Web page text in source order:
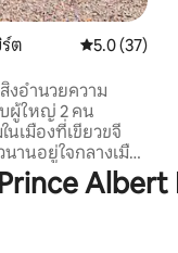
ต คะแนนเฉลี่ย
5.0 (37)
งอำนวยความ
ผู้ใหญ่ 2 คน
เมืองที่เขียวขจี
านอยู่ใจกลางเมือง
วามคึกคักและอยู่
นสซึ่งเป็นสถานที่
Albert